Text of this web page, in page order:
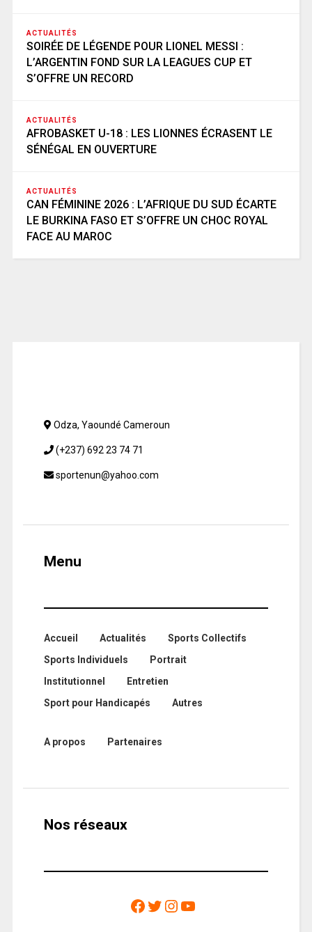
ACTUALITÉS
SOIRÉE DE LÉGENDE POUR LIONEL MESSI :
L’ARGENTIN FOND SUR LA LEAGUES CUP ET
S’OFFRE UN RECORD
ACTUALITÉS
AFROBASKET U-18 : LES LIONNES ÉCRASENT LE
SÉNÉGAL EN OUVERTURE
ACTUALITÉS
CAN FÉMININE 2026 : L’AFRIQUE DU SUD ÉCARTE
LE BURKINA FASO ET S’OFFRE UN CHOC ROYAL
FACE AU MAROC
Odza, Yaoundé Cameroun
(+237) 692 23 74 71
sportenun@yahoo.com
Menu
Accueil Actualités
Sports Collectifs
Sports Individuels
Portrait
Institutionnel
Entretien
Sport pour Handicapés
Autres
A propos Partenaires
Nos réseaux